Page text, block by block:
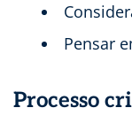
Pensar
Processo